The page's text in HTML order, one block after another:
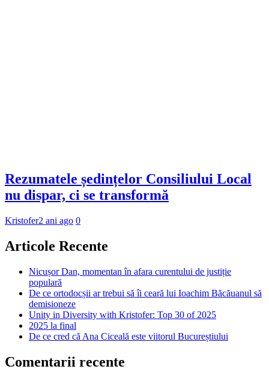
Rezumatele ședințelor Consiliului Local
nu dispar, ci se transformă
Kristofer2 ani ago 0
Articole Recente
Nicușor Dan, momentan în afara curentului de justiție
populară
De ce ortodocșii ar trebui să îi ceară lui Ioachim Băcăuanul să
demisioneze
Unity in Diversity with Kristofer: Top 30 of 2025
2025 la final
De ce cred că Ana Ciceală este viitorul Bucureștiului
Comentarii recente